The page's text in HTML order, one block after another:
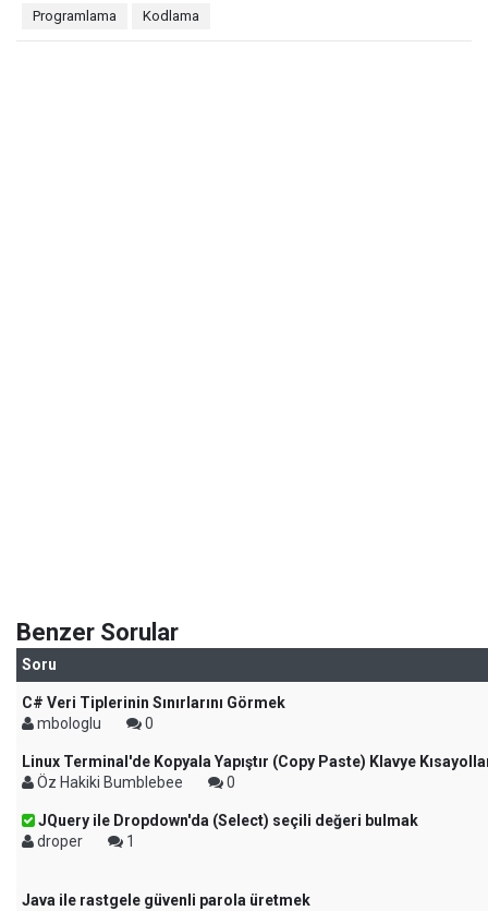
Programlama
Kodlama
Benzer Sorular
Soru
C# Veri Tiplerinin Sınırlarını Görmek
mbologlu
0
Linux Terminal'de Kopyala Yapıştır (Copy Paste) Klavye
Öz Hakiki Bumblebee
0
JQuery ile Dropdown'da (Select) seçili değeri bulmak
droper
1
Java ile rastgele güvenli parola üretmek